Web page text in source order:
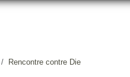
Rencontre contre Die